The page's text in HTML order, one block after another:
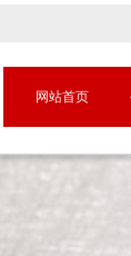
网站首页